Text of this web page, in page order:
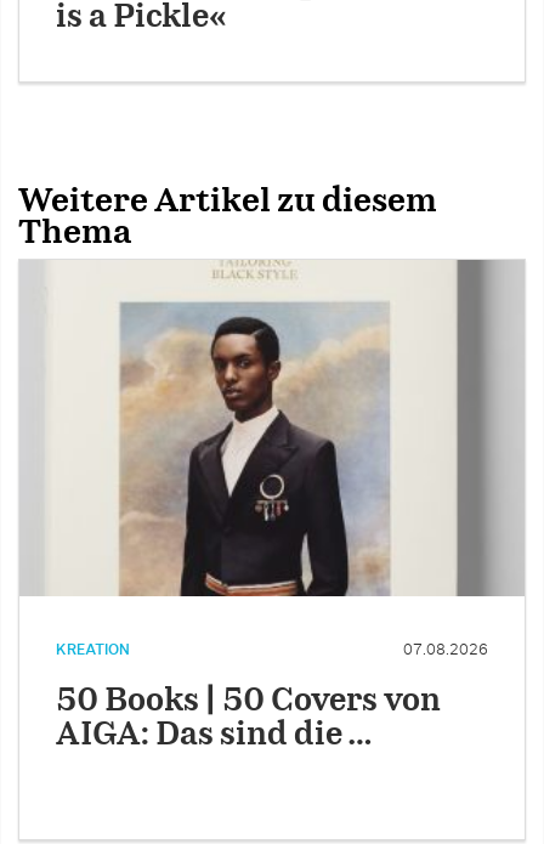
is a Pickle«
Weitere Artikel zu diesem
Thema
KREATION 07.08.2026
50 Books | 50 Covers von
AIGA: Das sind die …